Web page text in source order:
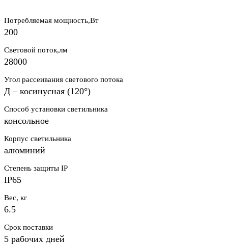
Потребляемая мощность,Вт
200
Световой поток,лм
28000
Угол рассеивания светового потока
Д – косинусная (120°)
Способ установки светильника
консольное
Корпус светильника
алюминий
Степень защиты IP
IP65
Вес, кг
6.5
Срок поставки
5 рабочих дней